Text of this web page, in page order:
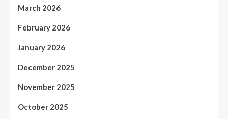
March 2026
February 2026
January 2026
December 2025
November 2025
October 2025